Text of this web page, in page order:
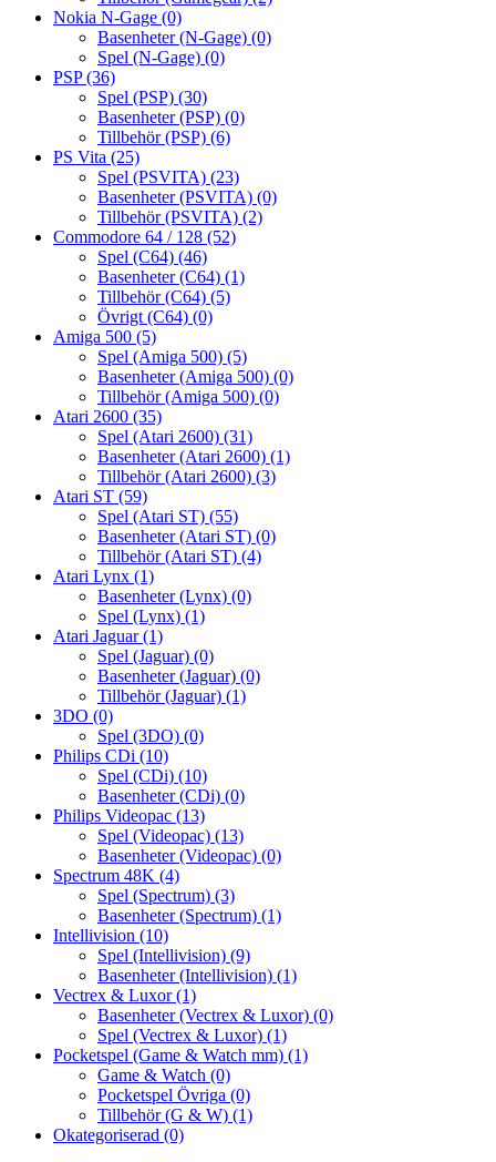
Nokia N-Gage (0)
Basenheter (N-Gage) (0)
Spel (N-Gage) (0)
PSP(36)
Spel (PSP) (30)
Basenheter (PSP) (0)
Tillbehör (PSP) (6)
PS Vita (25)
Spel (PSVITA) (23)
Basenheter (PSVITA) (0)
Tillbehör (PSVITA) (2)
Commodore 64 / 128 (52)
Spel (C64) (46)
Basenheter (C64) (1)
Tillbehör (C64) (5)
Övrigt (C64) (0)
Amiga 500 (5)
Spel (Amiga 500) (5)
Basenheter (Amiga 500) (0)
Tillbehör (Amiga 500) (0)
Atari 2600 (35)
Spel (Atari 2600) (31)
Basenheter (Atari 2600) (1)
Tillbehör (Atari 2600) (3)
Atari ST (59)
Spel (Atari ST) (55)
Basenheter (Atari ST) (0)
Tillbehör (Atari ST) (4)
Atari Lynx (1)
Basenheter (Lynx) (0)
Spel (Lynx) (1)
Atari Jaguar(1)
Spel (Jaguar) (0)
Basenheter (Jaguar) (0)
Tillbehör (Jaguar) (1)
3DO (0)
Spel (3DO) (0)
Philips CDi (10)
Spel (CDi) (10)
Basenheter (CDi) (0)
Philips Videopac (13)
Spel (Videopac) (13)
Basenheter (Videopac) (0)
Spectrum 48K (4)
Spel (Spectrum) (3)
Basenheter (Spectrum) (1)
Intellivision (10)
Spel (Intellivision) (9)
Basenheter (Intellivision) (1)
Vectrex & Luxor(1)
Basenheter (Vectrex & Luxor) (0)
Spel (Vectrex & Luxor) (1)
Pocketspel (Game & Watch mm) (1)
Game & Watch (0)
Pocketspel Övriga (0)
Tillbehör (G & W) (1)
Okategoriserad (0)